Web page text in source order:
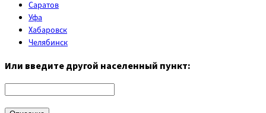
Саратов
Уфа
Хабаровск
Челябинск
Или введите другой населенный пункт: